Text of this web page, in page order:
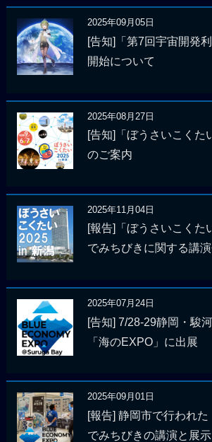
2025年09月05日
[告知]「第7回宇宙開発
開始について
2025年08月27日
[告知]「ぼうさいこくた
のご案内
2025年11月04日
[報告]「ぼうさいこくた
でみちびきに関する講
2025年07月24日
[告知] 7/28-29静岡・駿
「海のEXPO」に出展
2025年09月01日
[報告] 静岡市で行われた
でみちびきの講演と展示